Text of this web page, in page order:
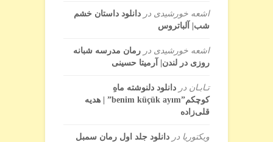
اشعه خورشیدی در دانلود داستان خشم
شب| آلباتروس
اشعه خورشیدی در رمان مدرسه شبانه
روزی در لندن| آرمیتا حسینی
تـابـان در دانلود دلنوشته ماهِ
کوچکم”benim küçük ayım” | هدیه
قلی‌زاده
ویکتوریا در دانلود جلد اول رمان سمبل